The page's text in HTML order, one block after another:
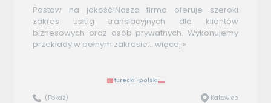
Postaw na jakość!Nasza firma oferuje szeroki
zakres usług translacyjnych dla klientów
biznesowych oraz osób prywatnych. Wykonujemy
przekłady w pełnym zakresie... więcej »
turecki–polski
(Pokaż) Katowice